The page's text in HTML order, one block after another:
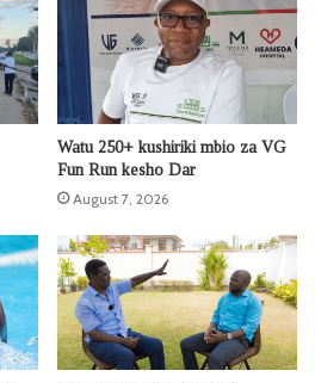
Watu 250+ kushiriki mbio za VG
Fun Run kesho Dar
August 7, 2026